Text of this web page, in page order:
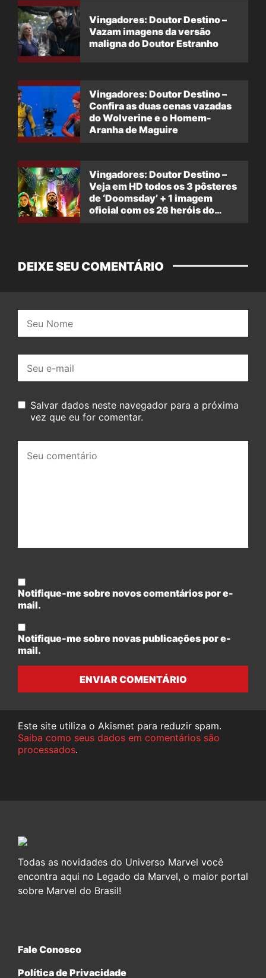
Vingadores: Doutor Destino –
Vazam imagens da versão
maligna do Doutor Estranho
Vingadores: Doutor Destino –
Confira as duas cenas vazadas
do Wolverine e o Homem-
Aranha de Maguire
Vingadores: Doutor Destino –
Veja em HD todos os 3 pôsteres
de ‘Doomsday’ + 1 imagem
oficial com os 26 heróis do
DEIXE SEU COMENTÁRIO
mail:
Salvar dados neste navegador para a próxima
vez que eu for comentar.
comentário:
Notifique-me sobre novos comentários por e-
mail.
Notifique-me sobre novas publicações por e-
mail.
ENVIAR COMENTÁRIO
Este site utiliza o Akismet para reduzir spam.
Saiba como seus dados em comentários são
processados.
Todas as novidades do Universo Marvel você
encontra aqui no Legado da Marvel, o maior portal
sobre Marvel do Brasil!
Fale Conosco
Política de Privacidade